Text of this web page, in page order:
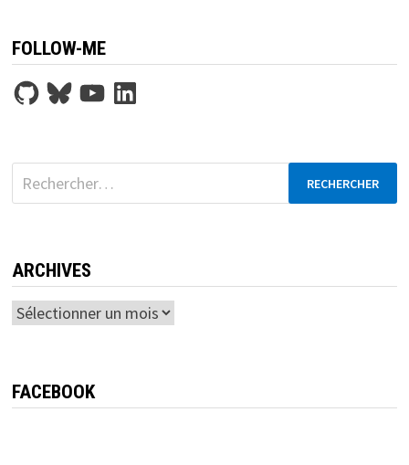
FOLLOW-ME
GitHubBlueskyYouTubeLinkedIn
Rechercher :
ARCHIVES
Archives
FACEBOOK